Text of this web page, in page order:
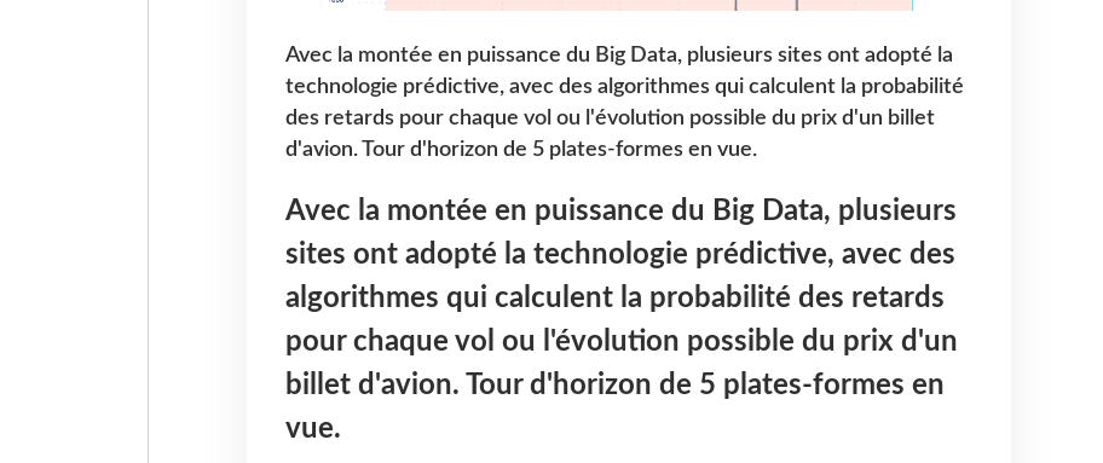
Avec la montée en puissance du Big Data, plusieurs sites ont adopté la
technologie prédictive, avec des algorithmes qui calculent la probabilité
des retards pour chaque vol ou l'évolution possible du prix d'un billet
d'avion. Tour d'horizon de 5 plates-formes en vue.
Avec la montée en puissance du Big Data, plusieurs
sites ont adopté la technologie prédictive, avec des
algorithmes qui calculent la probabilité des retards
pour chaque vol ou l'évolution possible du prix d'un
billet d'avion. Tour d'horizon de 5 plates-formes en
vue.